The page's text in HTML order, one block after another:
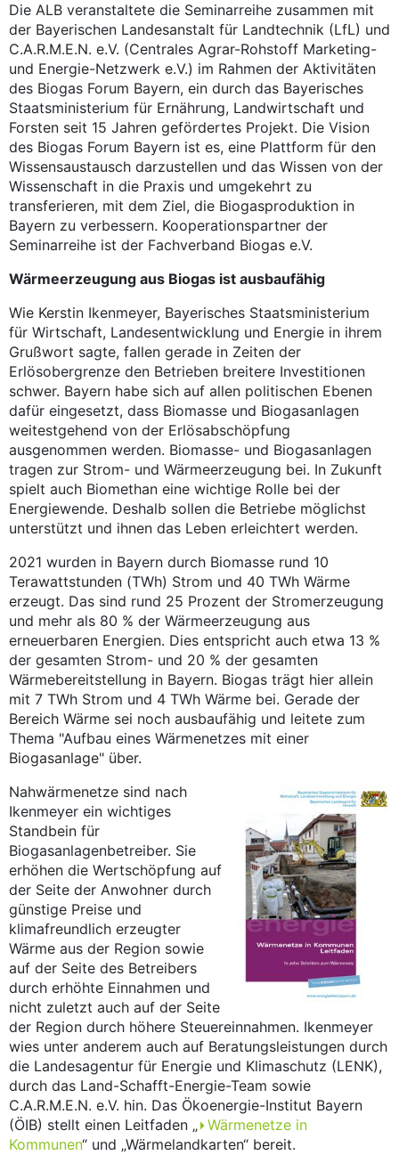
Die ALB veranstaltete die Seminarreihe zusammen mit
der Bayerischen Landesanstalt für Landtechnik (LfL) und
C.A.R.M.E.N. e.V. (Centrales Agrar-Rohstoff Marketing-
und Energie-Netzwerk e.V.) im Rahmen der Aktivitäten
des Biogas Forum Bayern, ein durch das Bayerisches
Staatsministerium für Ernährung, Landwirtschaft und
Forsten seit 15 Jahren gefördertes Projekt. Die Vision
des Biogas Forum Bayern ist es, eine Plattform für den
Wissensaustausch darzustellen und das Wissen von der
Wissenschaft in die Praxis und umgekehrt zu
transferieren, mit dem Ziel, die Biogasproduktion in
Bayern zu verbessern. Kooperationspartner der
Seminarreihe ist der Fachverband Biogas e.V.
Wärmeerzeugung aus Biogas ist ausbaufähig
Wie Kerstin Ikenmeyer, Bayerisches Staatsministerium
für Wirtschaft, Landesentwicklung und Energie in ihrem
Grußwort sagte, fallen gerade in Zeiten der
Erlösobergrenze den Betrieben breitere Investitionen
schwer. Bayern habe sich auf allen politischen Ebenen
dafür eingesetzt, dass Biomasse und Biogasanlagen
weitestgehend von der Erlösabschöpfung
ausgenommen werden. Biomasse- und Biogasanlagen
tragen zur Strom- und Wärmeerzeugung bei. In Zukunft
spielt auch Biomethan eine wichtige Rolle bei der
Energiewende. Deshalb sollen die Betriebe möglichst
unterstützt und ihnen das Leben erleichtert werden.
2021 wurden in Bayern durch Biomasse rund 10
Terawattstunden (TWh) Strom und 40 TWh Wärme
erzeugt. Das sind rund 25 Prozent der Stromerzeugung
und mehr als 80 % der Wärmeerzeugung aus
erneuerbaren Energien. Dies entspricht auch etwa 13 %
der gesamten Strom- und 20 % der gesamten
Wärmebereitstellung in Bayern. Biogas trägt hier allein
mit 7 TWh Strom und 4 TWh Wärme bei. Gerade der
Bereich Wärme sei noch ausbaufähig und leitete zum
Thema "Aufbau eines Wärmenetzes mit einer
Biogasanlage" über.
Nahwärmenetze sind nach
Ikenmeyer ein wichtiges
Standbein für
Biogasanlagenbetreiber. Sie
erhöhen die Wertschöpfung auf
der Seite der Anwohner durch
günstige Preise und
klimafreundlich erzeugter
Wärme aus der Region sowie
auf der Seite des Betreibers
durch erhöhte Einnahmen und
nicht zuletzt auch auf der Seite
der Region durch höhere Steuereinnahmen. Ikenmeyer
wies unter anderem auch auf Beratungsleistungen durch
die Landesagentur für Energie und Klimaschutz (LENK),
durch das Land-Schafft-Energie-Team sowie
C.A.R.M.E.N. e.V. hin. Das Ökoenergie-Institut Bayern
(ÖIB) stellt einen Leitfaden „ Wärmenetze in
Kommunen“ und „Wärmelandkarten“ bereit.